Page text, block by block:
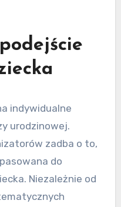
indywidualne
urodzinowej.
zadba o to,
do
Niezależnie od